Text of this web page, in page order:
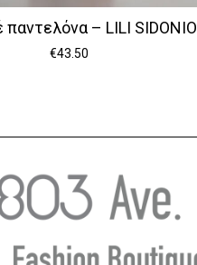
παντελόνα – LILI SIDONIO
€43.50